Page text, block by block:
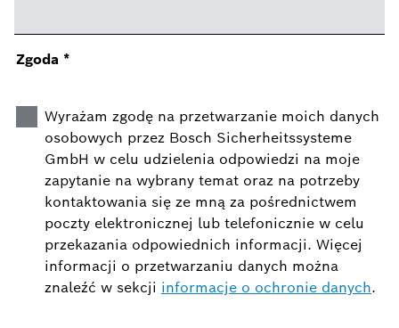
Zgoda *
Wyrażam zgodę na przetwarzanie moich danych
osobowych przez Bosch Sicherheitssysteme
GmbH w celu udzielenia odpowiedzi na moje
zapytanie na wybrany temat oraz na potrzeby
kontaktowania się ze mną za pośrednictwem
poczty elektronicznej lub telefonicznie w celu
przekazania odpowiednich informacji. Więcej
informacji o przetwarzaniu danych można
znaleźć w sekcji informacje o ochronie danych.